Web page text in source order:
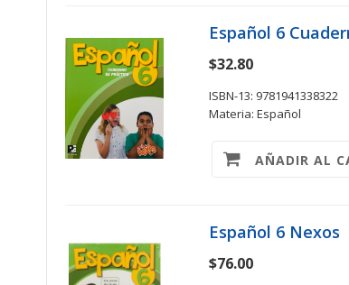
Español 6
$32.80
ISBN-13: 9781941338322
Materia: Español
AÑADIR AL
Español 6 Nexos
$76.00